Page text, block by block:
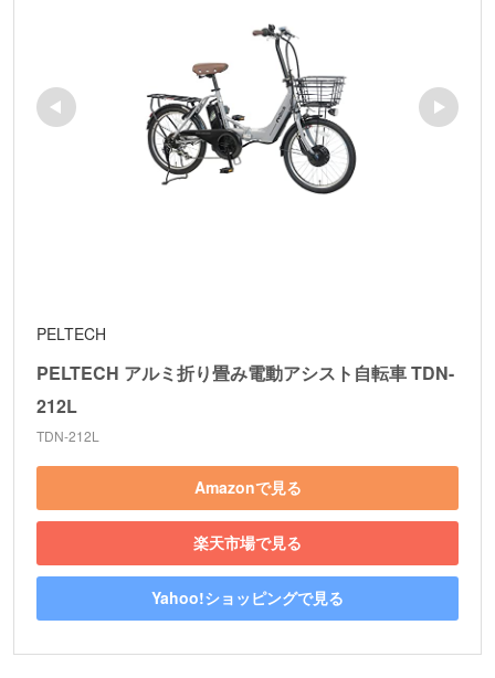
PELTECH
PELTECH アルミ折り畳み電動アシスト自転車 TDN-
212L
TDN-212L
Amazonで見る
楽天市場で見る
Yahoo!ショッピングで見る